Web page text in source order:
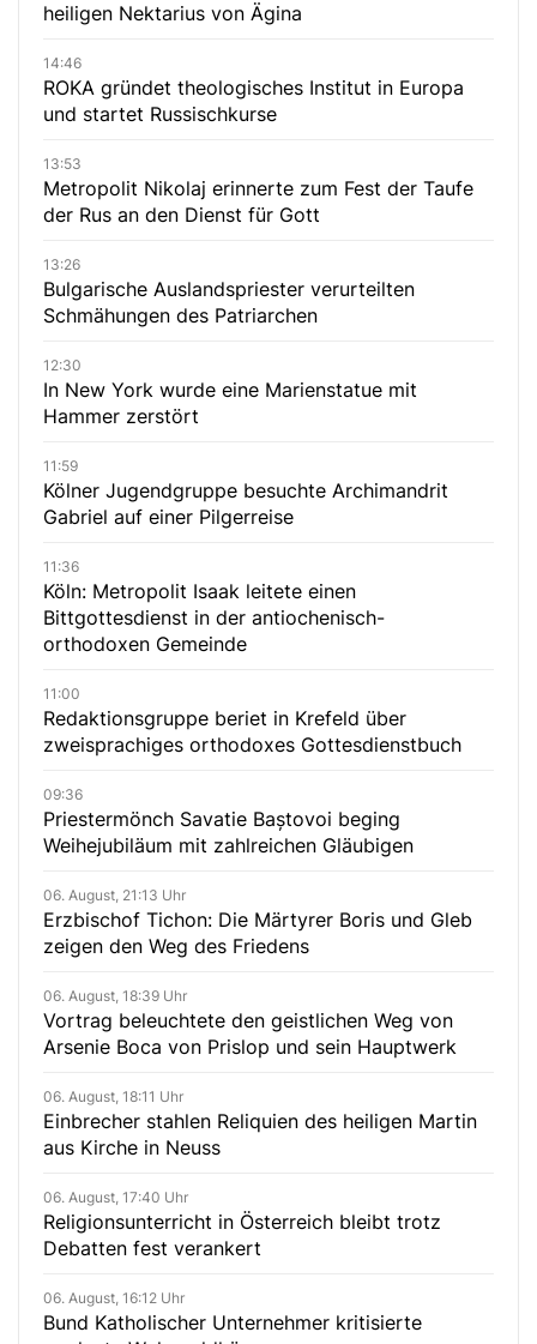
heiligen Nektarius von Ägina
14:46
ROKA gründet theologisches Institut in Europa
und startet Russischkurse
13:53
Metropolit Nikolaj erinnerte zum Fest der Taufe
der Rus an den Dienst für Gott
13:26
Bulgarische Auslandspriester verurteilten
Schmähungen des Patriarchen
12:30
In New York wurde eine Marienstatue mit
Hammer zerstört
11:59
Kölner Jugendgruppe besuchte Archimandrit
Gabriel auf einer Pilgerreise
11:36
Köln: Metropolit Isaak leitete einen
Bittgottesdienst in der antiochenisch-
orthodoxen Gemeinde
11:00
Redaktionsgruppe beriet in Krefeld über
zweisprachiges orthodoxes Gottesdienstbuch
09:36
Priestermönch Savatie Baștovoi beging
Weihejubiläum mit zahlreichen Gläubigen
06. August, 21:13 Uhr
Erzbischof Tichon: Die Märtyrer Boris und Gleb
zeigen den Weg des Friedens
06. August, 18:39 Uhr
Vortrag beleuchtete den geistlichen Weg von
Arsenie Boca von Prislop und sein Hauptwerk
06. August, 18:11 Uhr
Einbrecher stahlen Reliquien des heiligen Martin
aus Kirche in Neuss
06. August, 17:40 Uhr
Religionsunterricht in Österreich bleibt trotz
Debatten fest verankert
06. August, 16:12 Uhr
Bund Katholischer Unternehmer kritisierte